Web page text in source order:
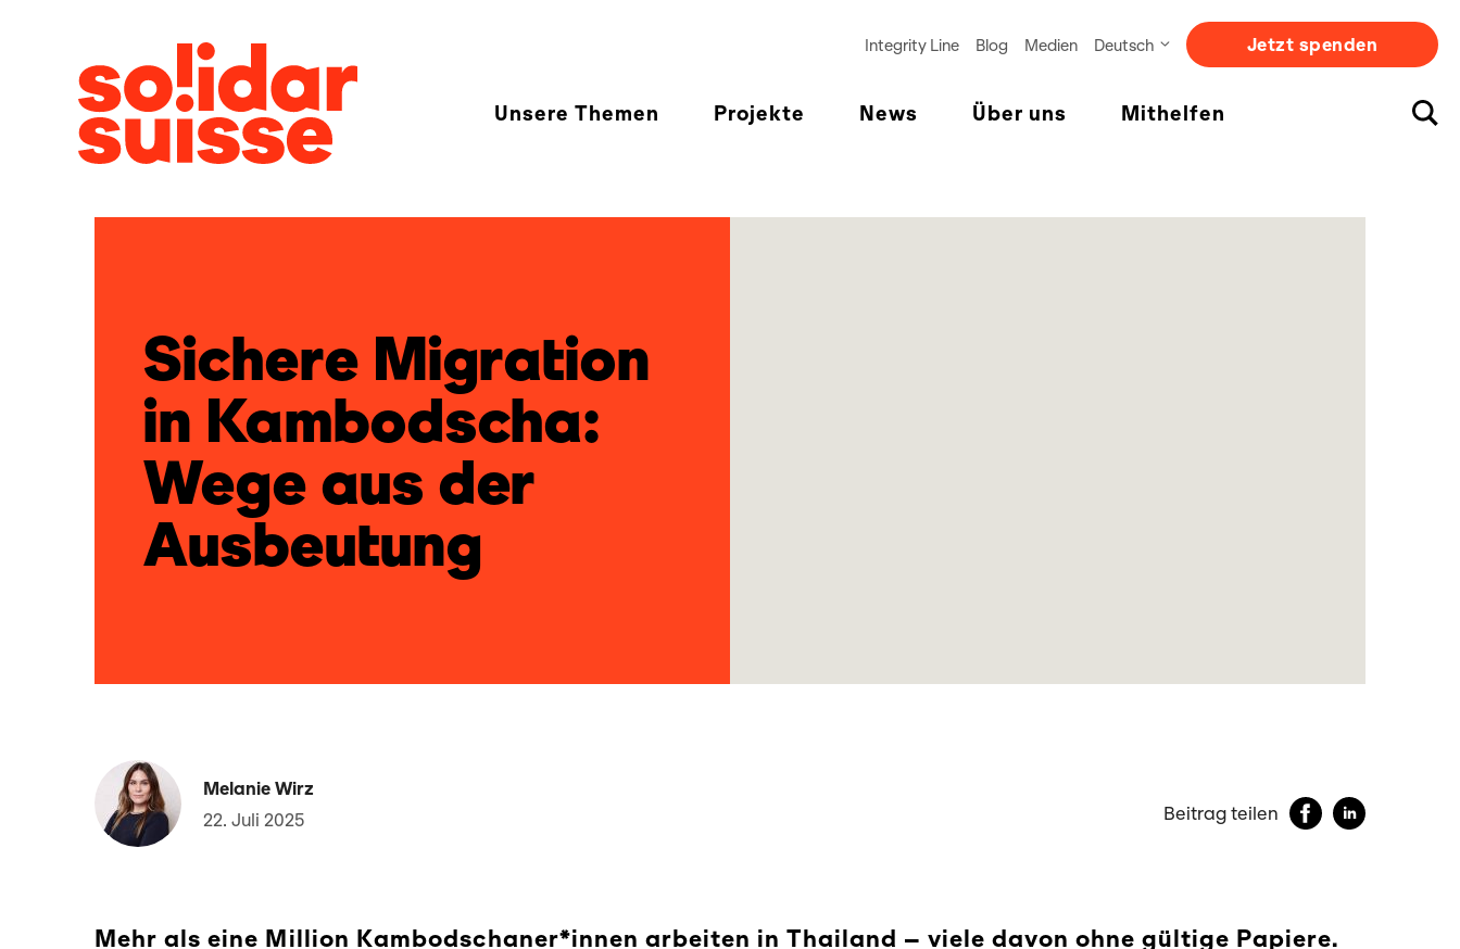
Integrity Line Blog Medien Deutsch Jetzt spenden
Unsere Themen Projekte News Über uns Mithelfen
Sichere Migration
in Kambodscha:
Wege aus der
Ausbeutung
Melanie Wirz
22. Juli 2025
Beitrag teilen
Mehr als eine Million Kambodschaner*innen arbeiten in Thailand – viele davon ohne gültige Papiere.